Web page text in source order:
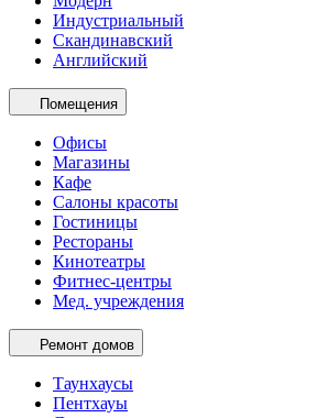
Индустриальный
Скандинавский
Английский
Помещения
Офисы
Магазины
Кафе
Салоны красоты
Гостиницы
Рестораны
Кинотеатры
Фитнес-центры
Мед. учреждения
Ремонт домов
Таунхаусы
Пентхауы